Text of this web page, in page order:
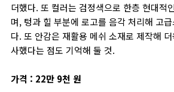
더했다. 또 컬러는 검정색으로 한층 현대적
며, 텅과 힐 부분에 로고를 음각 처리해 고
다. 또 안감은 재활용 메쉬 소재로 제작해
사했다는 점도 기억해 둘 것.
가격 : 22만 9천 원